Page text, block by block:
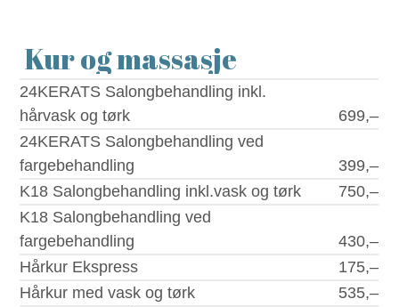
Kur og massasje
24KERATS Salongbehandling inkl.
hårvask og tørk
699,–
24KERATS Salongbehandling ved
fargebehandling
399,–
K18 Salongbehandling inkl.vask og tørk
750,–
K18 Salongbehandling ved
fargebehandling
430,–
Hårkur Ekspress
175,–
Hårkur med vask og tørk
535,–